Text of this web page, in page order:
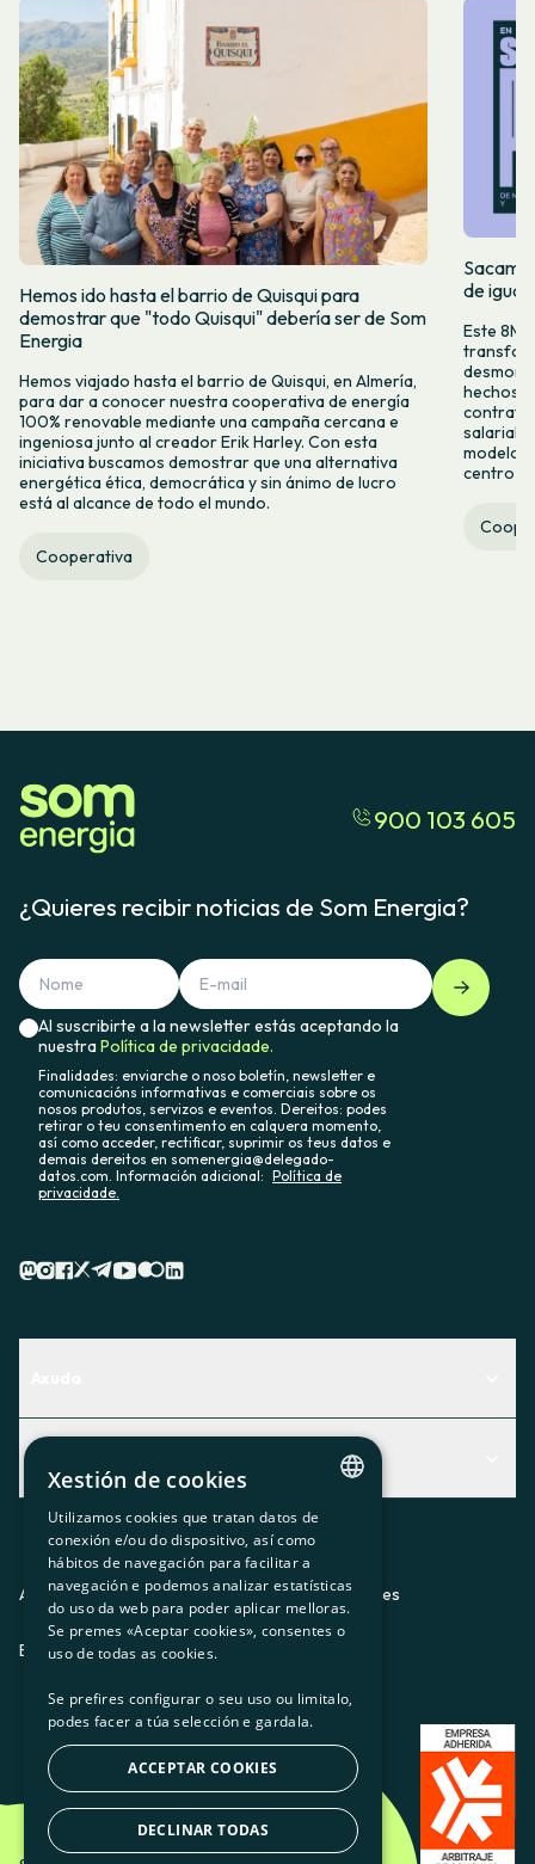
Hemos ido hasta el barrio de Quisqui para
demostrar que "todo Quisqui" debería ser de Som
Energia
Hemos viajado hasta el barrio de Quisqui, en Almería,
para dar a conocer nuestra cooperativa de energía
100% renovable mediante una campaña cercana e
ingeniosa junto al creador Erik Harley. Con esta
iniciativa buscamos demostrar que una alternativa
energética ética, democrática y sin ánimo de lucro
está al alcance de todo el mundo.
Cooperativa
de
Este 8M,
hechos y
salarial y
modelo
centro
900 103 605
¿Quieres recibir noticias de Som Energia?
Al suscribirte a la newsletter estás aceptando la
nuestraPolítica de privacidade.
Finalidades: enviarche o noso boletín, newsletter e
comunicacións informativas e comerciais sobre os
nosos produtos, servizos e eventos. Dereitos: podes
retirar o teu consentimento en calquera momento,
así como acceder, rectificar, suprimir os teus datos e
demais dereitos en somenergia@delegado-
datos.com. Información adicional: Política de
privacidade.
Descubre qué servicio te encaja mejor
Contacto
Actualidad
O recuncho da socia
Prensa
Trabaja con nosotros
Aviso legalPolítica de privacidadPolítica de cookies
ES CAGLEU
CATALAN
SPANISH
GL
Xestión de cookies
Utilizamos cookies que tratan datos de
conexión e/ou do dispositivo, así como
hábitos de navegación para facilitar a
navegación e podemos analizar estatísticas
do uso da web para poder aplicar melloras.
Se premes «Aceptar cookies», consentes o
uso de todas as cookies.
Se prefires configurar o seu uso ou limitalo,
podes facer a túa selección e gardala.
ACCEPTAR COOKIES
DECLINAR TODAS